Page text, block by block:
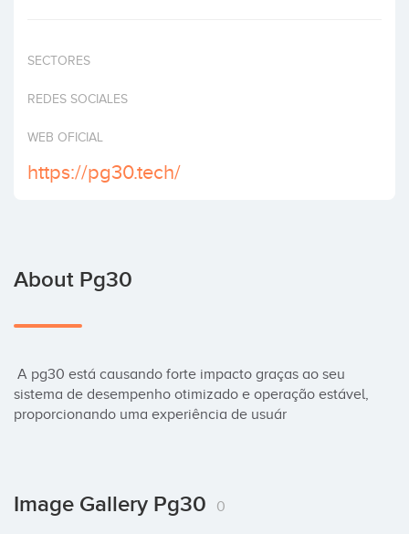
SECTORES
REDES SOCIALES
WEB OFICIAL
https://pg30.tech/
About Pg30
sistema de desempenho otimizado e operação estável,
proporcionando uma experiência de usuár
Image Gallery Pg30 0